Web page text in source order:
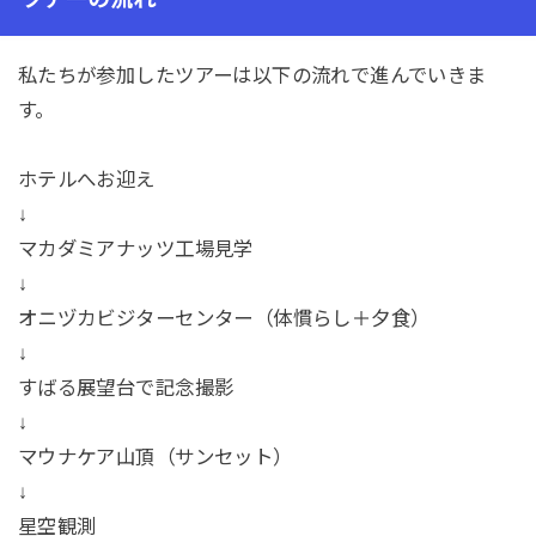
私たちが参加したツアーは以下の流れで進んでいきま
す。
ホテルへお迎え
↓
マカダミアナッツ工場見学
↓
オニヅカビジターセンター（体慣らし＋夕食）
↓
すばる展望台で記念撮影
↓
マウナケア山頂（サンセット）
↓
星空観測